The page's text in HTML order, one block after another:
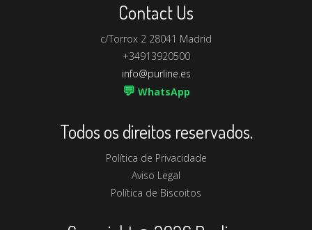
Contact Us
c/Torrox 2 28041 Madrid
+34913920500
info@purline.es
💬 WhatsApp
Todos os direitos reservados.
Política de Privacidade
Aviso Legal
Política de Biscoitos